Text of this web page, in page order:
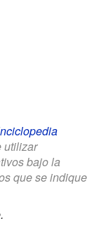
utilizar
bajo la
que se indique